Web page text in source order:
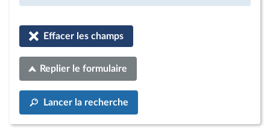
Effacer les champs
Replier le formulaire
Lancer la recherche